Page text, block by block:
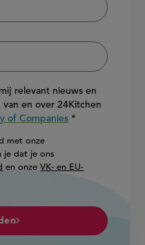
relevant nieuws en
en over 24Kitchen
of Companies
met onze
je dat je ons
en onzeVK- en EU-